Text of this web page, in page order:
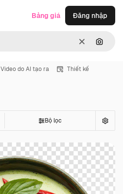
ThôngTìm
Bảng giá Đăng nhập
Video do AI tạo ra Thiết kế
Bộ lọc